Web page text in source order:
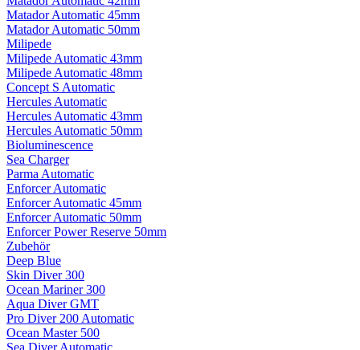
Matador Automatic 45mm
Matador Automatic 50mm
Milipede
Milipede Automatic 43mm
Milipede Automatic 48mm
Concept S Automatic
Hercules Automatic
Hercules Automatic 43mm
Hercules Automatic 50mm
Bioluminescence
Sea Charger
Parma Automatic
Enforcer Automatic
Enforcer Automatic 45mm
Enforcer Automatic 50mm
Enforcer Power Reserve 50mm
Zubehör
Deep Blue
Skin Diver 300
Ocean Mariner 300
Aqua Diver GMT
Pro Diver 200 Automatic
Ocean Master 500
Sea Diver Automatic